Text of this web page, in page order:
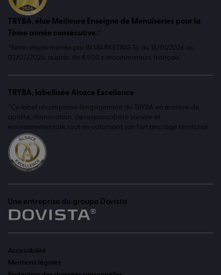
TRYBA, élue Meilleure Enseigne de Menuiseries pour la
7ème année consécutive.*
*Selon étude menée par IN MARKETING SL du 18/01/2026 au
02/02/2026, auprès de 4 500 consommateurs français.
TRYBA, labellisée Alsace Excellence
*Ce label récompense l'engagement de TRYBA en matière de
qualité, d'innovation, de responsabilité sociale et
environnementale, tout en valorisant son fort ancrage territorial.
Une entreprise du groupe Dovista
Accessibilité
Mentions légales